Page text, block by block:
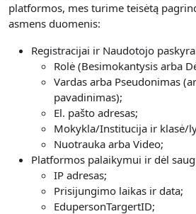
platformos, mes turime teisėtą
asmens duomenis:
Registracijai ir Naudotojo
Rolė (Besimokantysis arba
Vardas arba Pseudonimas
pavadinimas);
El. pašto adresas;
Mokykla/Institucija ir klasė/
Nuotrauka arba Video;
Platformos palaikymui ir dėl
IP adresas;
Prisijungimo laikas ir data;
EdupersonTargertID;